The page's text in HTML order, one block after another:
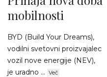
mobilnosti
BYD (Build Your Dreams),
vodilni svetovni proizvajalec
vozil nove energije (NEV),
je uradno ... Več